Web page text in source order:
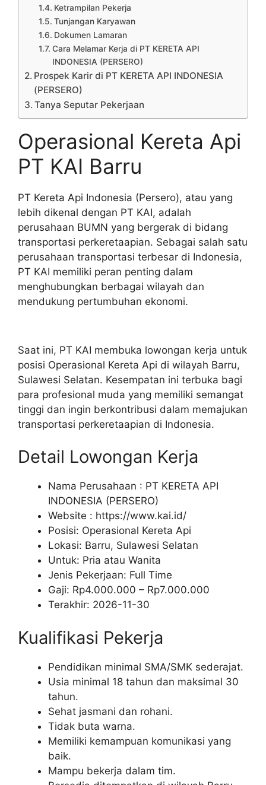
Ketrampilan Pekerja
Tunjangan Karyawan
Dokumen Lamaran
Cara Melamar Kerja di PT KERETA API
INDONESIA (PERSERO)
Prospek Karir di PT KERETA API INDONESIA
(PERSERO)
Tanya Seputar Pekerjaan
Operasional Kereta Api
PT KAI Barru
PT Kereta Api Indonesia (Persero), atau yang
lebih dikenal dengan PT KAI, adalah
perusahaan BUMN yang bergerak di bidang
transportasi perkeretaapian. Sebagai salah satu
perusahaan transportasi terbesar di Indonesia,
PT KAI memiliki peran penting dalam
menghubungkan berbagai wilayah dan
mendukung pertumbuhan ekonomi.
Saat ini, PT KAI membuka lowongan kerja untuk
posisi Operasional Kereta Api di wilayah Barru,
Sulawesi Selatan. Kesempatan ini terbuka bagi
para profesional muda yang memiliki semangat
tinggi dan ingin berkontribusi dalam memajukan
transportasi perkeretaapian di Indonesia.
Detail Lowongan Kerja
Nama Perusahaan : PT KERETA API
INDONESIA (PERSERO)
Website : https://www.kai.id/
Posisi: Operasional Kereta Api
Lokasi: Barru, Sulawesi Selatan
Untuk: Pria atau Wanita
Jenis Pekerjaan: Full Time
Gaji: Rp4.000.000 – Rp7.000.000
Terakhir: 2026-11-30
Kualifikasi Pekerja
Pendidikan minimal SMA/SMK sederajat.
Usia minimal 18 tahun dan maksimal 30
tahun.
Sehat jasmani dan rohani.
Tidak buta warna.
Memiliki kemampuan komunikasi yang
baik.
Mampu bekerja dalam tim.